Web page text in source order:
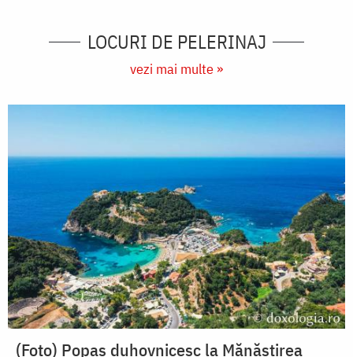
LOCURI DE PELERINAJ
vezi mai multe »
(Foto) Popas duhovnicesc la Mănăstirea